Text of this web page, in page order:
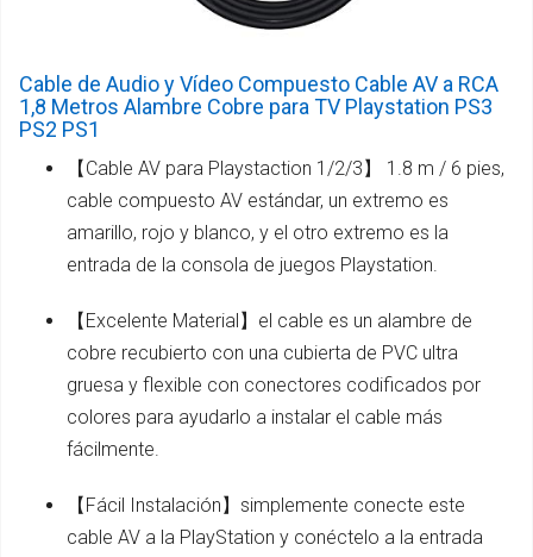
Cable de Audio y Vídeo Compuesto Cable AV a RCA
1,8 Metros Alambre Cobre para TV Playstation PS3
PS2 PS1
【Cable AV para Playstaction 1/2/3】 1.8 m / 6 pies,
cable compuesto AV estándar, un extremo es
amarillo, rojo y blanco, y el otro extremo es la
entrada de la consola de juegos Playstation.
【Excelente Material】el cable es un alambre de
cobre recubierto con una cubierta de PVC ultra
gruesa y flexible con conectores codificados por
colores para ayudarlo a instalar el cable más
fácilmente.
【Fácil Instalación】simplemente conecte este
cable AV a la PlayStation y conéctelo a la entrada